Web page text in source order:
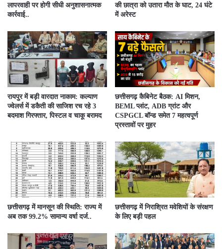
लापरवाही पर होगी सीधी अनुशासनात्मक
कार्रवाई..
की छात्रा को उतारा मौत के घाट, 24 घंटे
में अरेस्ट
रायपुर में बड़ी वारदात नाकाम: कल्याण
ज्वेलर्स में डकैती की साजिश रच रहे 3
बदमाश गिरफ्तार, पिस्टल व चाकू बरामद
छत्तीसगढ़ कैबिनेट बैठक: AI मिशन,
BEML प्लांट, ADB ग्रांट और
CSPGCL बॉन्ड समेत 7 महत्वपूर्ण
प्रस्तावों पर मुहर
छत्तीसगढ़ में मानसून की स्थिति: राज्य में
अब तक 99.2% सामान्य वर्षा दर्ज..
छत्तीसगढ़ में निराश्रित मवेशियों के संरक्षण
के लिए बड़ी पहल